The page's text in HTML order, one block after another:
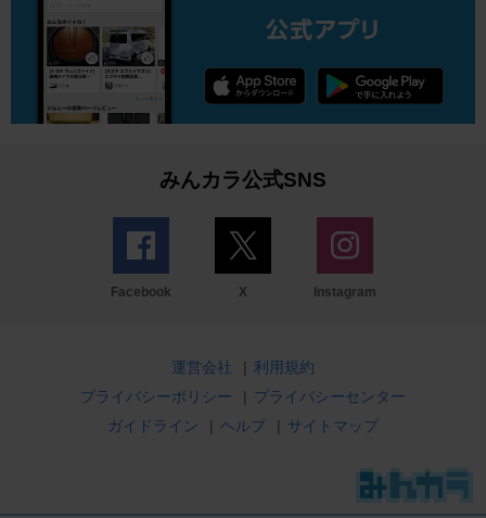
みんカラ公式SNS
Facebook X Instagram
運営会社 | 利用規約
プライバシーポリシー
| プライバシーセンター
ガイドライン
| ヘルプ | サイトマップ